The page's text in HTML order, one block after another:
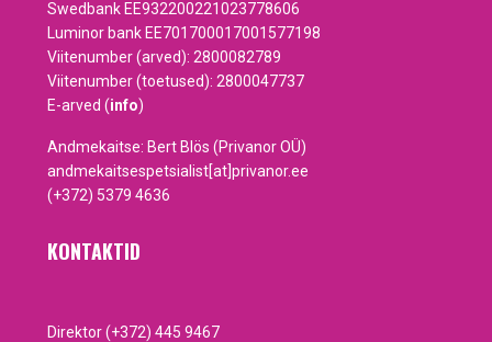
Swedbank EE932200221023778606
Luminor bank EE701700017001577198
Viitenumber (arved): 2800082789
Viitenumber (toetused): 2800047737
E-arved (info)
Andmekaitse: Bert Blös (Privanor OÜ)
andmekaitsespetsialist[at]privanor.ee
(+372) 5379 4636
KONTAKTID
Direktor (+372) 445 9467